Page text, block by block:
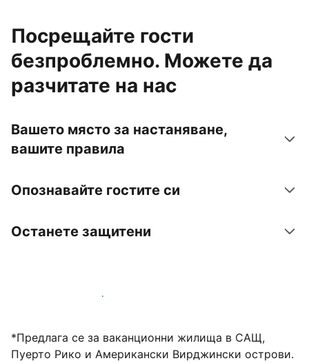
Посрещайте гости
безпроблемно. Можете да
разчитате на нас
Вашето място за настаняване,
вашите правила
Опознавайте гостите си
Останете защитени
Посрещайте гости с нас днес
*Предлага се за ваканционни жилища в САЩ,
Пуерто Рико и Американски Вирджински острови.